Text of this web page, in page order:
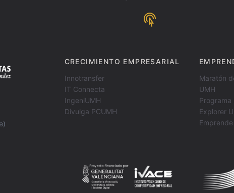
CRECIMIENTO EMPRESARIAL
Innotransfer
IT Connecta
IngeniUMH
Divulga PCUMH
Maratón
UMH
Programa
Explorer